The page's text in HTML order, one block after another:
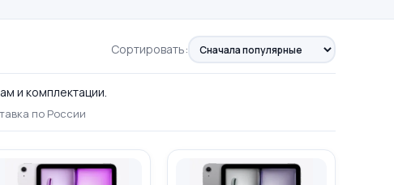
Сортировать:
и комплектации.
по России